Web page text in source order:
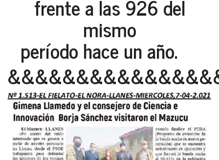
frente a las 926 del
mismo
período hace un año.